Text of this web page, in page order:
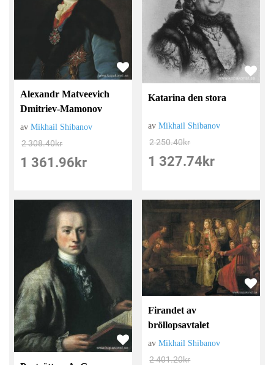
Alexandr Matveevich
Dmitriev-Mamonov
avMikhail Shibanov
2 308.40kr
1 361.96 kr
Katarina den stora
avMikhail Shibanov
2 250.40kr
1 327.74 kr
Firandet av
bröllopsavtalet
avMikhail Shibanov
2 401.20kr